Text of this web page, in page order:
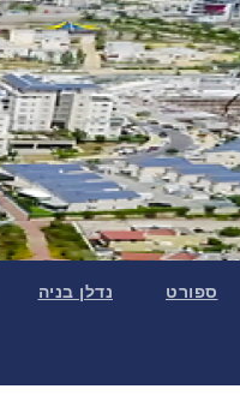
ספורט נדלן בניה